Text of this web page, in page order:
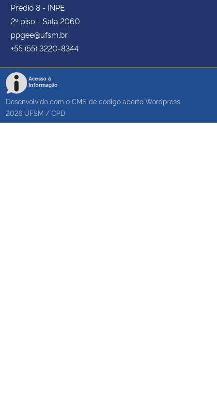
Prédio 8 - INPE
2º piso - Sala 2060
ppgee@ufsm.br
+55 (55) 3220-8344
Acesso à
Informação
Desenvolvido com o CMS de código aberto Wordpress
2026 UFSM / CPD